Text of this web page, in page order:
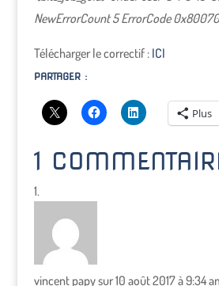
NewErrorCount 5 ErrorCode
Télécharger le correctif : ICI
PARTAGER :
Plus
1
vincent papysur 10 août 2017 à 9:34